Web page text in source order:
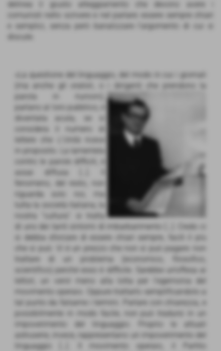
delinea il giusto atteggiamento che devono avere i
comunisti nello scrivere e nel parlare: essere sempre chiari
e semplici, senza però banalizzare l’argomento di cui si
«La questione del linguaggio, del modo in cui i giornali
(ma anche gli oratori, o i dirigenti
che prendono la
parola in riunioni),
parlano al loro pubblico, è
diventata acuta, se si
considera il numero di
lettere che
riceve
in proposito. La lamentela
contro le parole difficili, è
assai diffusa […]. Il
fenomeno, del resto, non
riguarda solo noi, ma
tutta la società italiana, la
di uno dei tanti sintomi di imbarbarimento […]. Credo ci
si debba sforzare di essere chiari sempre, facili il più
che si può. Vi è un prezzo che non si può pagare: non
trattare di un problema (economico, filosofico,
scientifico) perché esso è difficile. Sarebbe un’offesa ai
lettori, un venir meno alla lotta per l’egemonia del
movimento operaio. Oppure trattarlo semplificandolo a
tal punto da falsarne i termini. Parlare con chiarezza, e
possibilmente in modo facile, non può tradursi in un
impoverimento del linguaggio. Proprio le attuali
astruserie, invece, rappresentano un impoverimento del
linguaggio […]. Il movimento operaio, il Partito